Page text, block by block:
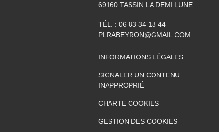
69160 TASSIN LA DEMI LUNE
TÉL. : 06 83 34 18 44
PLRABEYRON@GMAIL.COM
INFORMATIONS LÉGALES
SIGNALER UN CONTENU
INAPPROPRIÉ
CHARTE COOKIES
GESTION DES COOKIES